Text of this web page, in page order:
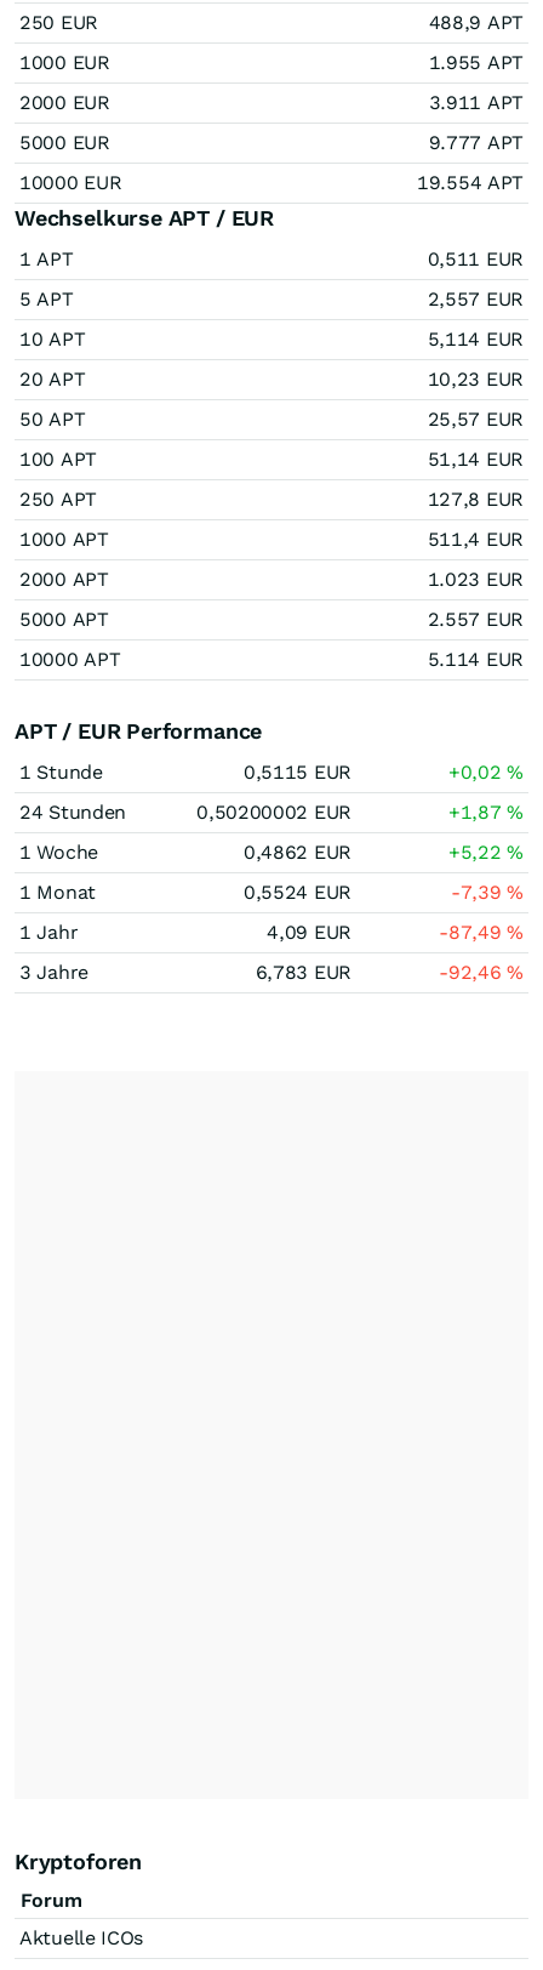
250 EUR
488,9 APT
1000 EUR
1.955 APT
2000 EUR
3.911 APT
5000 EUR
9.777 APT
10000 EUR
19.554 APT
Wechselkurse APT / EUR
1 APT
0,511 EUR
5 APT
2,557 EUR
10 APT
5,114 EUR
20 APT
10,23 EUR
50 APT
25,57 EUR
100 APT
51,14 EUR
250 APT
127,8 EUR
1000 APT
511,4 EUR
2000 APT
1.023 EUR
5000 APT
2.557 EUR
10000 APT
5.114 EUR
APT / EUR Performance
1 Stunde 0,5115 EUR +0,02%
24 Stunden
0,50200002 EUR +1,87%
1 Woche
0,4862 EUR +5,22%
1 Monat
0,5524 EUR -7,39%
1 Jahr
4,09 EUR -87,49%
3 Jahre
6,783 EUR -92,46%
Kryptoforen
Forum
Aktuelle ICOs